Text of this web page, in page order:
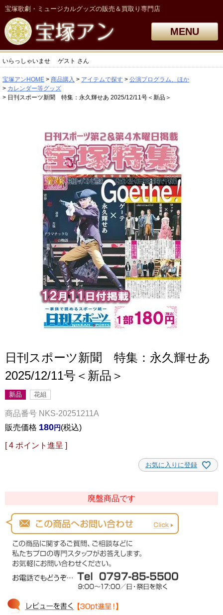
宝塚歌劇・ミュージカルグッズの販売＆買取り専門店
MENU
いらっしゃいませ ゲスト さん
宝塚アンHOME 商品購入 アイテムで探す
公演プログラム、ほか
カレンダー等グッズ
日刊スポーツ新聞 特集：永久輝せあ 2025/12/11号＜新品＞
日刊スポーツ新聞 特集：永久輝せあ
2025/12/11号＜新品＞
新品 花組
商品番号 NKS-20251211A
販売価格 180 税込
[ 4 ポイント進呈 ]
お気に入りに登録
廃盤商品です